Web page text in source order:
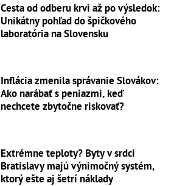
Cesta od odberu krvi až po výsledok:
Unikátny pohľad do špičkového
laboratória na Slovensku
Inflácia zmenila správanie Slovákov:
Ako narábať s peniazmi, keď
nechcete zbytočne riskovať?
Extrémne teploty? Byty v srdci
Bratislavy majú výnimočný systém,
ktorý ešte aj šetrí náklady